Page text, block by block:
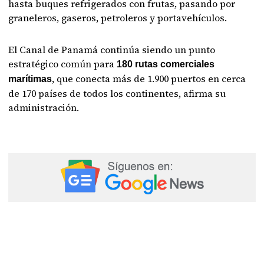
hasta buques refrigerados con frutas, pasando por
graneleros, gaseros, petroleros y portavehículos.
El Canal de Panamá continúa siendo un punto
estratégico común para 180 rutas comerciales
marítimas, que conecta más de 1.900 puertos en cerca
de 170 países de todos los continentes, afirma su
administración.